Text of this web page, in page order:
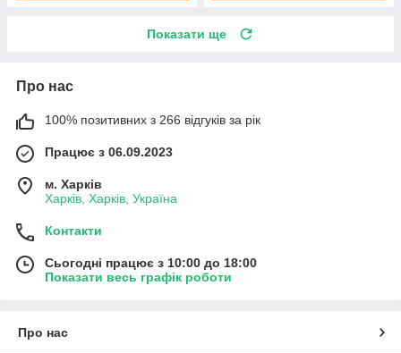
Показати ще
Про нас
100% позитивних з 266 відгуків за рік
Працює з 06.09.2023
м. Харків
Харків, Харків, Україна
Контакти
Сьогодні працює з 10:00 до 18:00
Показати весь графік роботи
Про нас